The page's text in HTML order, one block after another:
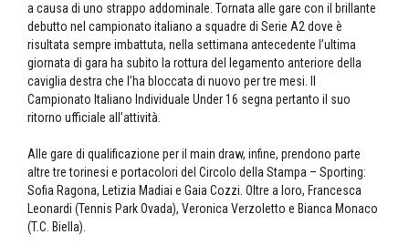
a causa di uno strappo addominale. Tornata alle gare con il brillante
debutto nel campionato italiano a squadre di Serie A2 dove è
risultata sempre imbattuta, nella settimana antecedente l’ultima
giornata di gara ha subito la rottura del legamento anteriore della
caviglia destra che l’ha bloccata di nuovo per tre mesi. Il
Campionato Italiano Individuale Under 16 segna pertanto il suo
ritorno ufficiale all’attività.
Alle gare di qualificazione per il main draw, infine, prendono parte
altre tre torinesi e portacolori del Circolo della Stampa – Sporting:
Sofia Ragona, Letizia Madiai e Gaia Cozzi. Oltre a loro, Francesca
Leonardi (Tennis Park Ovada), Veronica Verzoletto e Bianca Monaco
(T.C. Biella).